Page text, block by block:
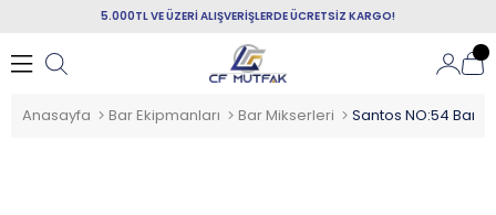
5.000TL VE ÜZERİ ALIŞVERİŞLERDE ÜCRETSİZ KARGO!
Anasayfa Bar Ekipmanları Bar Mikserleri